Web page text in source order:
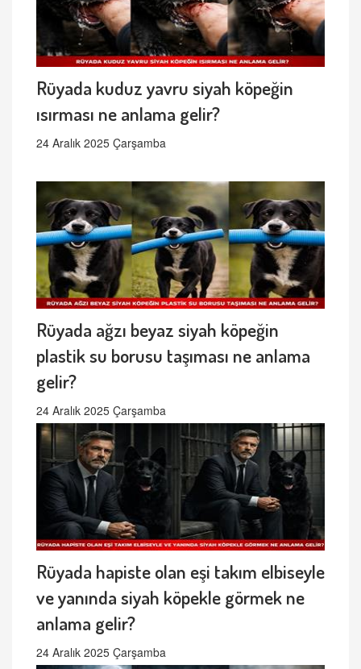
Rüyada kuduz yavru siyah köpeğin
ısırması ne anlama gelir?
24 Aralık 2025 Çarşamba
Rüyada ağzı beyaz siyah köpeğin
plastik su borusu taşıması ne anlama
gelir?
24 Aralık 2025 Çarşamba
Rüyada hapiste olan eşi takım elbiseyle
ve yanında siyah köpekle görmek ne
anlama gelir?
24 Aralık 2025 Çarşamba